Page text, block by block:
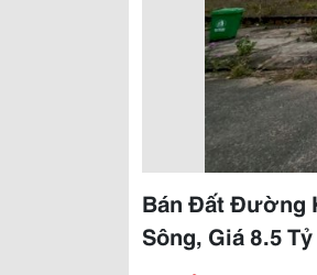
Bán Đất Đường
Sông, Giá 8.5 Tỷ